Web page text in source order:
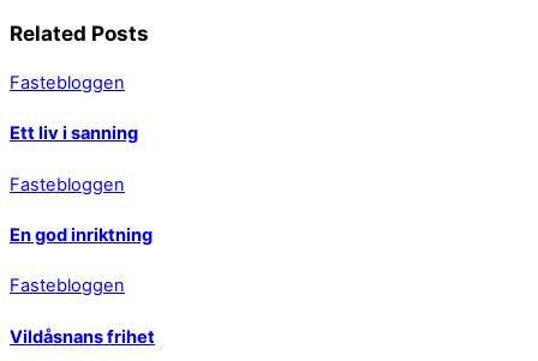
Related Posts
Fastebloggen
Ett liv i sanning
Fastebloggen
En god inriktning
Fastebloggen
Vildåsnans frihet